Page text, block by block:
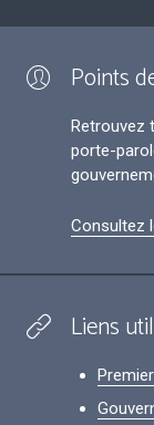
Points
Retrouvez
porte-
Consultez
Liens